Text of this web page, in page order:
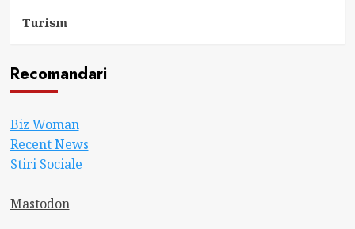
Turism
Recomandari
Biz Woman
Recent News
Stiri Sociale
Mastodon